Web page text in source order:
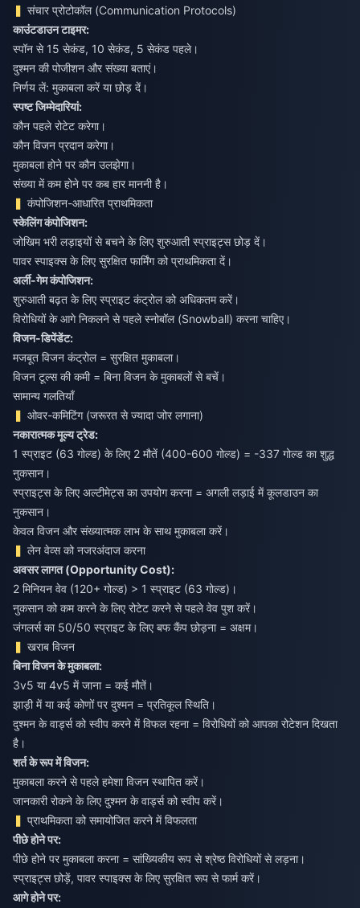
संचार प्रोटोकॉल (Communication Protocols)
काउंटडाउन टाइमर:
स्पॉन से 15 सेकंड, 10 सेकंड, 5 सेकंड पहले।
दुश्मन की पोजीशन और संख्या बताएं।
निर्णय लें: मुकाबला करें या छोड़ दें।
स्पष्ट जिम्मेदारियां:
कौन पहले रोटेट करेगा।
कौन विजन प्रदान करेगा।
मुकाबला होने पर कौन उलझेगा।
संख्या में कम होने पर कब हार माननी है।
कंपोजिशन-आधारित प्राथमिकता
स्केलिंग कंपोजिशन:
जोखिम भरी लड़ाइयों से बचने के लिए शुरुआती स्प्राइट्स छोड़ दें।
पावर स्पाइक्स के लिए सुरक्षित फार्मिंग को प्राथमिकता दें।
अर्ली-गेम कंपोजिशन:
शुरुआती बढ़त के लिए स्प्राइट कंट्रोल को अधिकतम करें।
विरोधियों के आगे निकलने से पहले स्नोबॉल (Snowball) करना चाहिए।
विजन-डिपेंडेंट:
मजबूत विजन कंट्रोल = सुरक्षित मुकाबला।
विजन टूल्स की कमी = बिना विजन के मुकाबलों से बचें।
सामान्य गलतियाँ
ओवर-कमिटिंग (जरूरत से ज्यादा जोर लगाना)
नकारात्मक मूल्य ट्रेड:
1 स्प्राइट (63 गोल्ड) के लिए 2 मौतें (400-600 गोल्ड) = -337 गोल्ड का शुद्ध
नुकसान।
स्प्राइट्स के लिए अल्टीमेट्स का उपयोग करना = अगली लड़ाई में कूलडाउन का
नुकसान।
केवल विजन और संख्यात्मक लाभ के साथ मुकाबला करें।
लेन वेव्स को नजरअंदाज करना
अवसर लागत (Opportunity Cost):
2 मिनियन वेव (120+ गोल्ड) > 1 स्प्राइट (63 गोल्ड)।
नुकसान को कम करने के लिए रोटेट करने से पहले वेव पुश करें।
जंगलर्स का 50/50 स्प्राइट के लिए बफ कैंप छोड़ना = अक्षम।
खराब विजन
बिना विजन के मुकाबला:
3v5 या 4v5 में जाना = कई मौतें।
झाड़ी में या कई कोणों पर दुश्मन = प्रतिकूल स्थिति।
दुश्मन के वार्ड्स को स्वीप करने में विफल रहना = विरोधियों को आपका रोटेशन दिखता
है।
शर्त के रूप में विजन:
मुकाबला करने से पहले हमेशा विजन स्थापित करें।
जानकारी रोकने के लिए दुश्मन के वार्ड्स को स्वीप करें।
प्राथमिकता को समायोजित करने में विफलता
पीछे होने पर:
पीछे होने पर मुकाबला करना = सांख्यिकीय रूप से श्रेष्ठ विरोधियों से लड़ना।
स्प्राइट्स छोड़ें, पावर स्पाइक्स के लिए सुरक्षित रूप से फार्म करें।
आगे होने पर: